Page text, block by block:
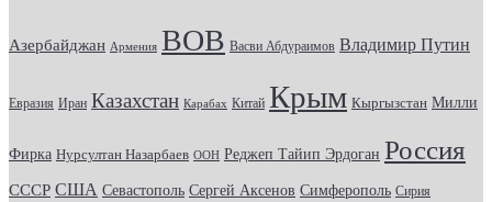
Азербайджан Армения ВОВ Васви Абдураимов Владимир Путин
Евразия Иран Казахстан Карабах Китай Крым Кыргызстан Милли
Фирка Нурсултан Назарбаев ООН Реджеп Тайип Эрдоган Россия
СССР США Севастополь Сергей Аксенов Симферополь Сирия